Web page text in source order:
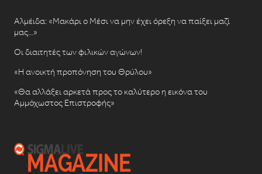
Αλμέιδα: «Μακάρι ο Μέσι να μην έχει όρεξη να παίξει μαζί
μας…»
Οι διαιτητές των φιλικών αγώνων!
«Η ανοικτή προπόνηση του Θρύλου»
«Θα αλλάξει αρκετά προς το καλύτερο η εικόνα του
Αμμόχωστος Επιστροφής»